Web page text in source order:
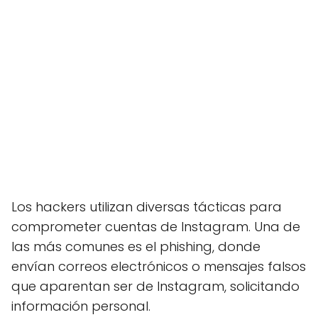
Los hackers utilizan diversas tácticas para
comprometer cuentas de Instagram. Una de
las más comunes es el phishing, donde
envían correos electrónicos o mensajes falsos
que aparentan ser de Instagram, solicitando
información personal.